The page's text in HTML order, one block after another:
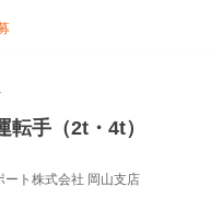
転手（2t・4t）
ート株式会社 岡山支店